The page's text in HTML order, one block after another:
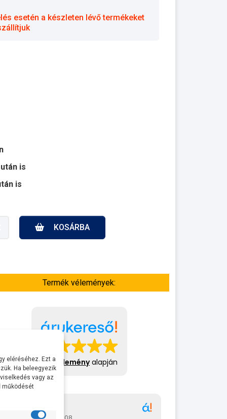
esetén a készleten lévő termékeket
is
is
KOSÁRBA
Termék vélemények:
413 véleményalapján
Gábor
eléréséhez. Ezt a
Ha beleegyezik
vagy az
működését